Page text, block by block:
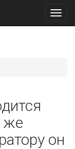
же
он